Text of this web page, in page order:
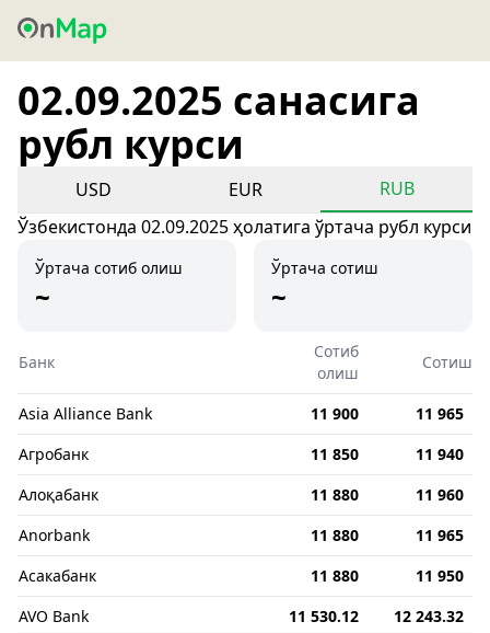
02.09.2025 санасига
рубл курси
USD EUR
RUB
Ўзбекистонда 02.09.2025 ҳолатига ўртача рубл курси
Ўртача сотиб олиш
~
Ўртача сотиш
~
Банк
Сотиб
олиш
Сотиш
Asia Alliance Bank 11 900
11 965
Агробанк
11 850
11 940
Алоқабанк
11 880
11 960
Anorbank
11 880
11 965
Асакабанк
11 880
11 950
AVO Bank
11 530.12
12 243.32